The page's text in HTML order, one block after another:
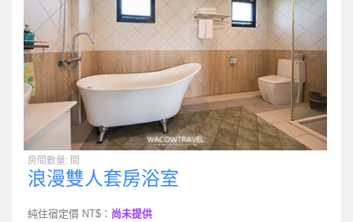
房間數量: 間
浪漫雙人套房浴室
純住宿定價 NT$： 尚未提供